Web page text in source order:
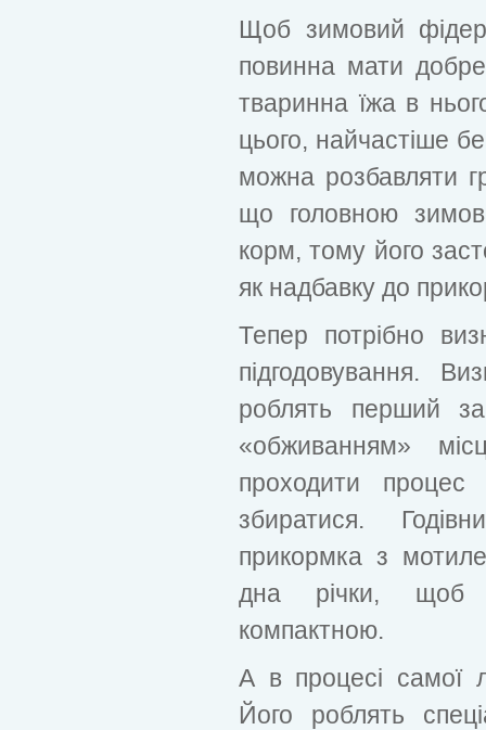
Щоб зимовий
повинна мати
тваринна їжа в
цього, найчастіше
можна розбавляти
що головною
корм, тому його
як надбавку до
Тепер потрібно
підгодовування.
роблять перший
«обживанням»
проходити процес
збиратися.
прикормка з
дна річки, щоб
компактною.
А в процесі самої
Його роблять